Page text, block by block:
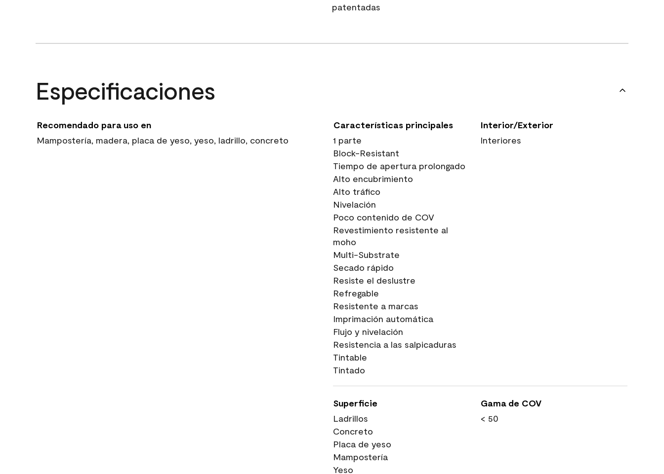
patentadas
Especificaciones
Recomendado para uso en
Mampostería, madera, placa de yeso, yeso, ladrillo, concreto
Características principales
1 parte
Block-Resistant
Tiempo de apertura prolongado
Alto encubrimiento
Alto tráfico
Nivelación
Poco contenido de COV
Revestimiento resistente al
moho
Multi-Substrate
Secado rápido
Resiste el deslustre
Refregable
Resistente a marcas
Imprimación automática
Flujo y nivelación
Resistencia a las salpicaduras
Tintable
Tintado
Interior/Exterior
Interiores
Superficie
Ladrillos
Concreto
Placa de yeso
Mampostería
Yeso
Gama de COV
< 50